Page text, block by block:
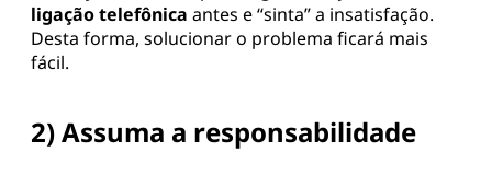
ligação telefônica antes e “sinta” a insatisfação.
Desta forma, solucionar o problema ficará mais
fácil.
2) Assuma a responsabilidade